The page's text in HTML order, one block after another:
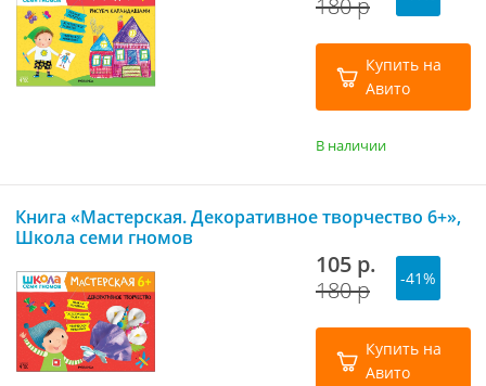
180 р
Купить на
Авито
В наличии
Книга «Мастерская. Декоративное творчество 6+»,
Школа семи гномов
105 р.
180 р
-41%
Купить на
Авито